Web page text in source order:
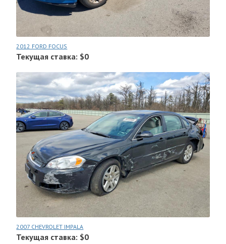
2012 FORD FOCUS
Текущая ставка: $0
2007 CHEVROLET IMPALA
Текущая ставка: $0